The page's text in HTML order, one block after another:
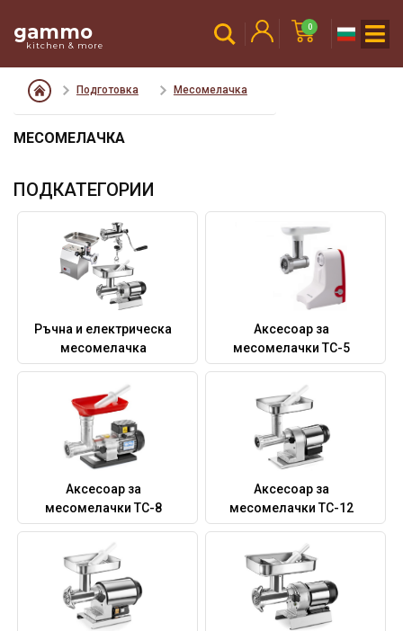
gammo
kitchen & more
0
Подготовка Месомелачка
МЕСОМЕЛАЧКА
ПОДКАТЕГОРИИ
Ръчна и електрическа
месомелачка
Аксесоар за
месомелачки TC-5
Аксесоар за
месомелачки TC-8
Аксесоар за
месомелачки TC-12